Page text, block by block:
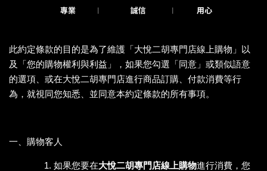
此約定條款的目的是為了維護「大悅二胡專門店線上購物」以
及「您的購物權利與利益」，如果您勾選「同意」或類似語意
的選項、或在大悅二胡專門店進行商品訂購、付款消費等行
為，就視同您知悉、並同意本約定條款的所有事項。
一、購物客人
如果您要在大悅二胡專門店線上購物進行消費，您